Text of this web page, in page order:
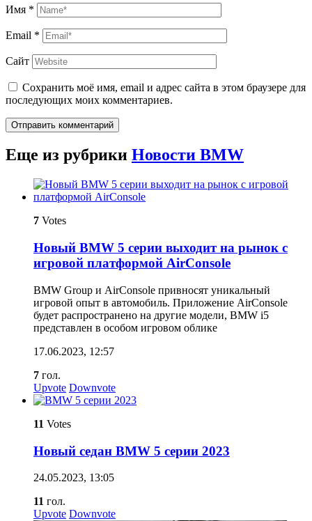
Имя *
Email *
Сайт
Сохранить моё имя, email и адрес сайта в этом браузере для
последующих моих комментариев.
Отправить комментарий
Еще из рубрики Новости BMW
7 Votes
Новый BMW 5 серии выходит на рынок с
игровой платформой AirConsole
BMW Group и AirConsole привносят уникальный
игровой опыт в автомобиль. Приложение AirConsole
будет распространено на другие модели, BMW i5
представлен в особом игровом облике
17.06.2023, 12:57
7 гол.
Upvote Downvote
11 Votes
Новый седан BMW 5 серии 2023
24.05.2023, 13:05
11 гол.
Upvote Downvote